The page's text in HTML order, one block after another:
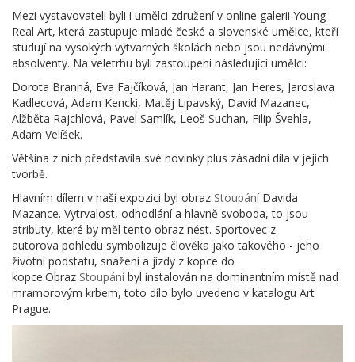
Mezi vystavovateli byli i umělci združení v online galerii Young
Real Art, která zastupuje mladé české a slovenské umělce, kteří
studují na vysokých výtvarných školách nebo jsou nedávnými
absolventy. Na veletrhu byli zastoupeni následující umělci:
Dorota Branná, Eva Fajčíková, Jan Harant, Jan Heres, Jaroslava
Kadlecová, Adam Kencki, Matěj Lipavský, David Mazanec,
Alžběta Rajchlová, Pavel Samlík, Leoš Suchan, Filip Švehla,
Adam Velíšek.
Většina z nich představila své novinky plus zásadní díla v jejich
tvorbě.
Hlavním dílem v naší expozici byl obraz StoupáníDavida
Mazance. Vytrvalost, odhodlání a hlavně svoboda, to jsou
atributy, které by měl tento obraz nést. Sportovec z
autorova pohledu symbolizuje člověka jako takového - jeho
životní podstatu, snažení a jízdy z kopce do
kopce.Obraz Stoupáníbyl instalován na dominantním místě nad
mramorovým krbem, toto dílo bylo uvedeno v katalogu Art
Prague.